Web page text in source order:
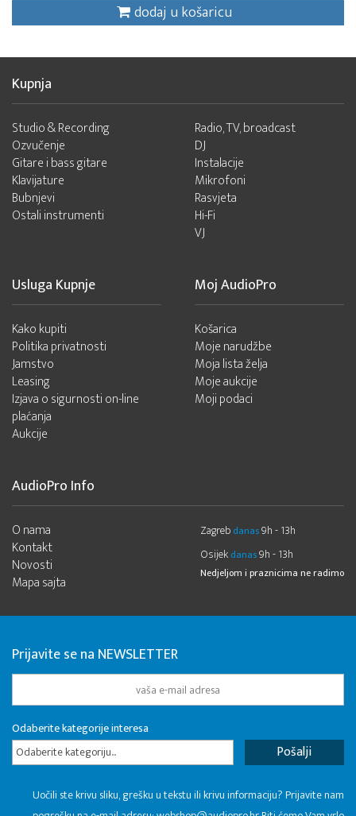
dodaj u košaricu
Kupnja
Studio & Recording
Ozvučenje
Gitare i bass gitare
Klavijature
Bubnjevi
Ostali instrumenti
Radio, TV, broadcast
DJ
Instalacije
Mikrofoni
Rasvjeta
Hi-Fi
VJ
Usluga Kupnje
Kako kupiti
Politika privatnosti
Jamstvo
Leasing
Izjava o sigurnosti on-line
plaćanja
Aukcije
Moj AudioPro
Košarica
Moje narudžbe
Moja lista želja
Moje aukcije
Moji podaci
AudioPro Info
O nama
Kontakt
Novosti
Mapa sajta
Zagreb danas9h - 13h
Osijek danas9h - 13h
Nedjeljom i praznicima ne radimo
Prijavite se na NEWSLETTER
Odaberite kategorije interesa
Odaberite kategoriju...
Uočili ste krivu sliku, grešku u tekstu ili krivu informaciju? Prijavite nam